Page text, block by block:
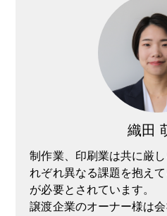
織田
制作業、印刷業は共に厳
れぞれ異なる課題を抱え
が必要とされています。
譲渡企業のオーナー様は